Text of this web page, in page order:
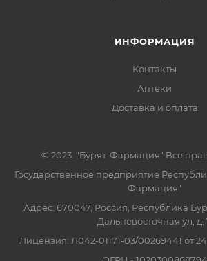
ИНФОРМАЦИЯ
Контакты
Аптеки
Доставка и оплата
© 2023. "Бурят-Фармация" Все
Государственное предприятие
Фармация"
Адрес: 670047, Россия, Республика
Дальневосточная ул, д.
Лицензия: Л042-01171-03/00269441 от